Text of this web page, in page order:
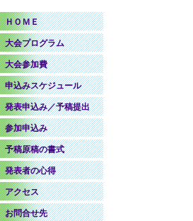
ＨＯＭＥ
大会プログラム
大会参加費
申込みスケジュール
発表申込み／予稿提出
参加申込み
予稿原稿の書式
発表者の心得
アクセス
お問合せ先